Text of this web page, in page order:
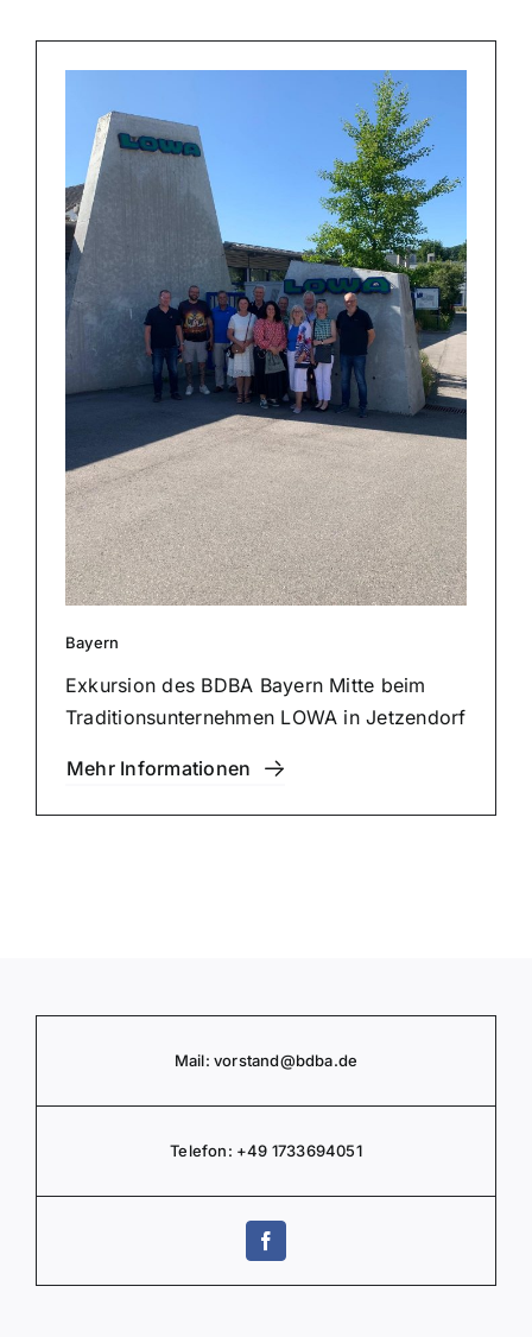
Bayern
Exkursion des BDBA Bayern Mitte beim
Tra­di­ti­ons­un­ter­neh­men LOWA in Jet­zen­dorf
Mehr Infor­ma­tio­nen
Mail:vorstand@bdba.de
Telefon: +49 1733694051